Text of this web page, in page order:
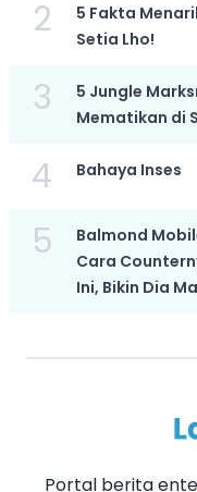
2
5 Fakta
Setia Lho!
3
5 Jungle
Mematikan di
4 Bahaya Inses
5
Balmond
Cara
Ini, Bikin Dia
Portal berita